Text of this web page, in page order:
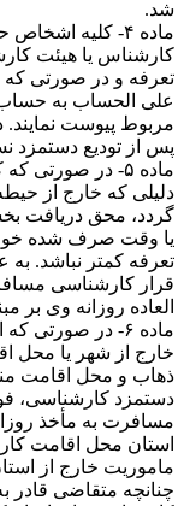
شد.
ماده ۴- کلیه
کارشناس یا هیئت
تعرفه و در صورتی که
علی الحساب به حساب
مربوط پیوست
پس از تودیع دستمزد
ماده ۵- در
دلیلی که خارج از
گردد، محق دریافت
یا وقت صرف شده
تعرفه کمتر نباشد. به
قرار کارشناسی
العاده روزانه وی
ماده ۶- در
خارج از شهر یا محل
ذهاب و محل اقامت
دستمزد کارشناسی،
ماموریت خارج از
چنانچه متقاضی قادر